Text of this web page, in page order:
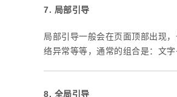
7. 局部引导
局部引导一般会在页面顶部出现
络异常等等，通常的组合是：文
8. 全局引导